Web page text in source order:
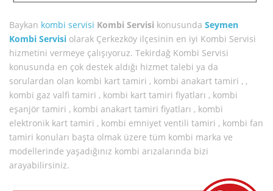
Baykan kombi servisi Kombi Servisi konusunda Seymen
Kombi Servisi olarak Çerkezköy ilçesinin en iyi Kombi Servisi
hizmetini vermeye çalışıyoruz. Tekirdağ Kombi Servisi
konusunda en çok destek aldığı hizmet talebi ya da
sorulardan olan kombi kart tamiri , kombi anakart tamiri , ,
kombi gaz valfi tamiri , kombi kart tamiri fiyatları , kombi
eşanjör tamiri , kombi anakart tamiri fiyatları , kombi
elektronik kart tamiri , kombi emniyet ventili tamiri , kombi fan
tamiri konuları başta olmak üzere tüm kombi marka ve
modellerinde yaşadığınız kombi arızalarında bizi
arayabilirsiniz.